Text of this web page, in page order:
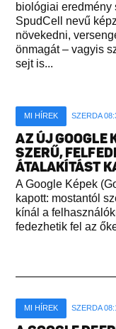
biológiai eredmény
SpudCell nevű
növekedni,
önmagát – vagyis
sejt is...
MI HÍREK SZERDA
AZ ÚJ GOOGLE
SZERŰ,
ÁTALAKÍTÁST
A Google Képek
kapott: mostantól
kínál a
fedezhetik fel az
MI HÍREK SZERDA